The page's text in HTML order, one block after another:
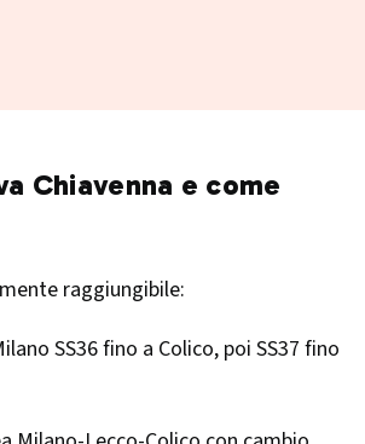
Chiavenna e come
raggiungibile:
SS36 fino a Colico, poi SS37 fino